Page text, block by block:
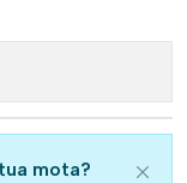
mota?